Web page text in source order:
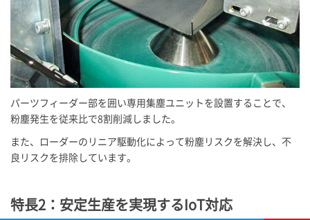
パーツフィーダー部を囲い専用集塵ユニットを設置することで、
粉塵発生を従来比で8割削減しました。
また、ローダーのリニア駆動化によって粉塵リスクを解決し、不
良リスクを排除しています。
特長2：安定生産を実現するIoT対応